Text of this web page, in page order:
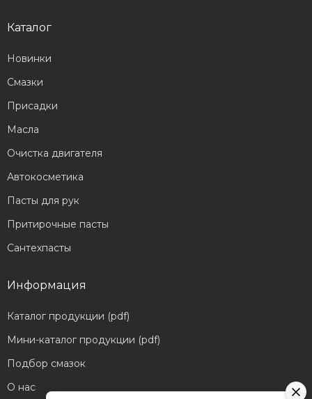
Каталог
Новинки
Смазки
Присадки
Масла
Очистка двигателя
Автокосметика
Пасты для рук
Притирочные пасты
Сантехпасты
Информация
Каталог продукции (pdf)
Мини-каталог продукции (pdf)
Подбор смазок
О нас